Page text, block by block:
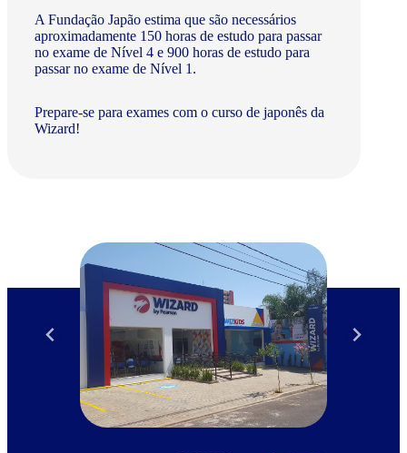
A Fundação Japão estima que são necessários
aproximadamente 150 horas de estudo para passar
no exame de Nível 4 e 900 horas de estudo para
passar no exame de Nível 1.
Prepare-se para exames com o curso de japonês da
Wizard!